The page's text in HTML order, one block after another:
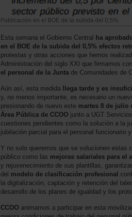
Publicación en el BOE de la subida del 0,5%
Esta semana el Gobierno Central
ha
en el BOE de la subida del 0,5% efectos
protestas y otras acciones que hemos
Administración del siglo XXI que firmamos
el personal de la Junta de Comunidades de
Aún así, esta medida llega tarde y es
y, no menos importante, es necesario un
presionando de nuevo este martes 8 de julio
Área Pública de CCOO junto a UGT
cuestiones pendientes como la solución a la
jubilación parcial para el personal funcionario
Y no solo queremos que se solucionen estas
público como las mejoras salariales para el
y rejuvenecimiento de sus plantillas,
del modelo de clasificación profesional
la digitalización, captación y retención del
desarrollo de los planes de igualdad y los
CCOO animamos a participar en esta